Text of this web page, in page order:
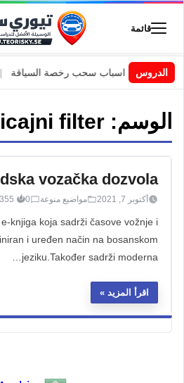
قائمة
الدروسالسويد | اسباب سحب رخصة السياقة
الوسم: filter
vozačka dozvola
أكتوبر 7, 2021 مواضيع منوعة 0
355
knjiga koja sadrži časove vožnje i
i uređen način na bosanskom
jeziku.Također sadrži moderna…
اقرأ المزيد